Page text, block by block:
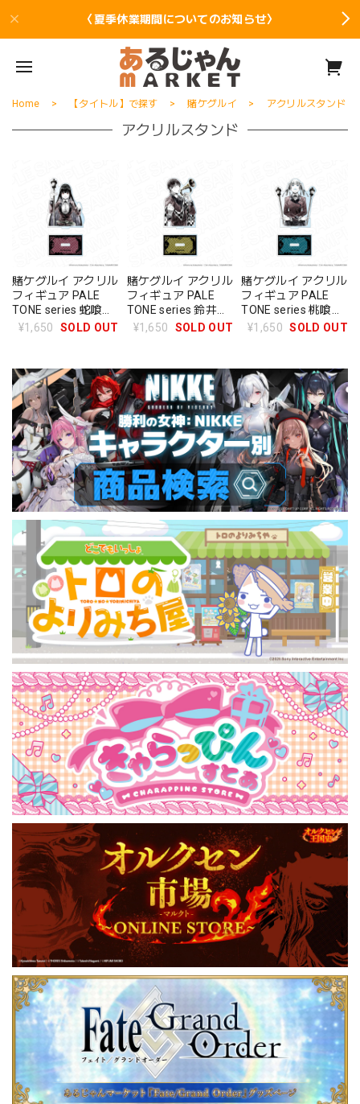
〈夏季休業期間についてのお知らせ〉
Home 【タイトル】で探す 賭ケグルイ アクリルスタンド
アクリルスタンド
賭ケグルイ アクリル
フィギュア PALE
TONE series 蛇喰夢
子
¥1,650 SOLD OUT
賭ケグルイ アクリル
フィギュア PALE
TONE series 鈴井涼
太
¥1,650 SOLD OUT
賭ケグルイ アクリル
フィギュア PALE
TONE series 桃喰綺
羅莉
¥1,650 SOLD OUT